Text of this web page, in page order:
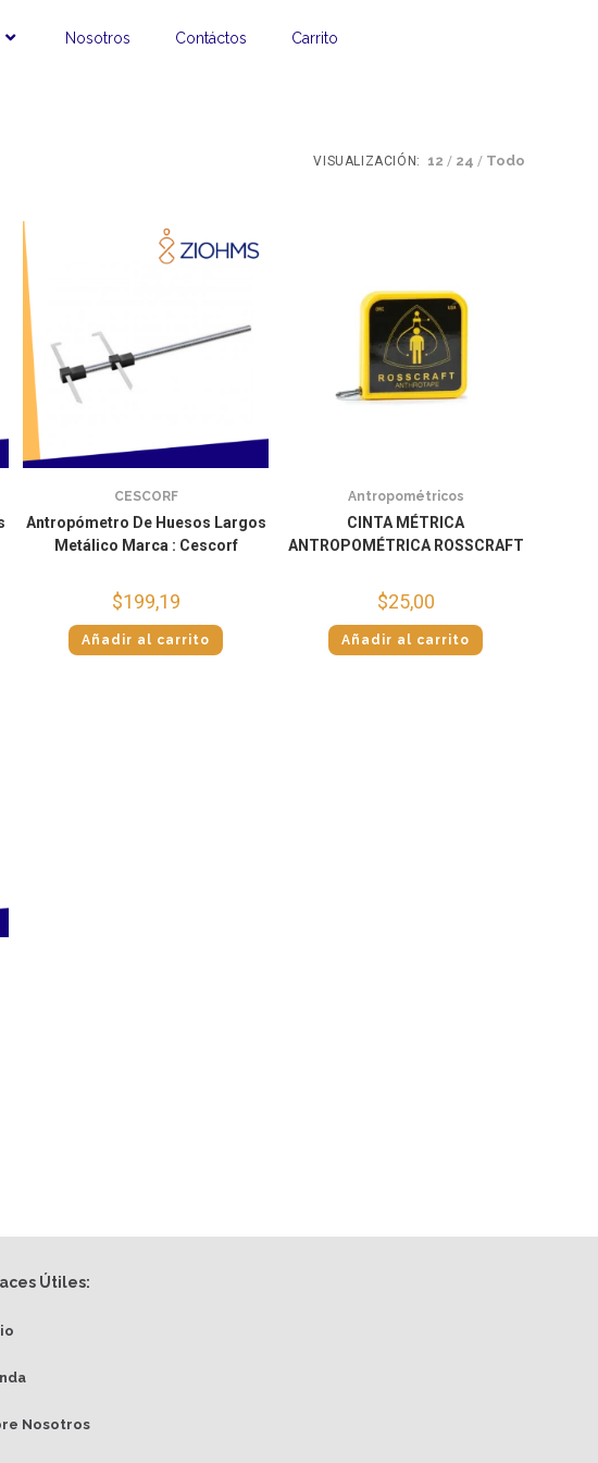
Nosotros Contáctos Carrito
VISUALIZACIÓN: 12 24 Todo
CESCORF
Antropómetro De Huesos Largos
Metálico Marca : Cescorf
$199,19
Añadir al carrito
Antropométricos
CINTA MÉTRICA
ANTROPOMÉTRICA ROSSCRAFT
$25,00
Añadir al carrito
Útiles:
Nosotros